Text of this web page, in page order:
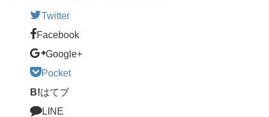
Twitter
Facebook
Google+
Pocket
B!はてブ
LINE